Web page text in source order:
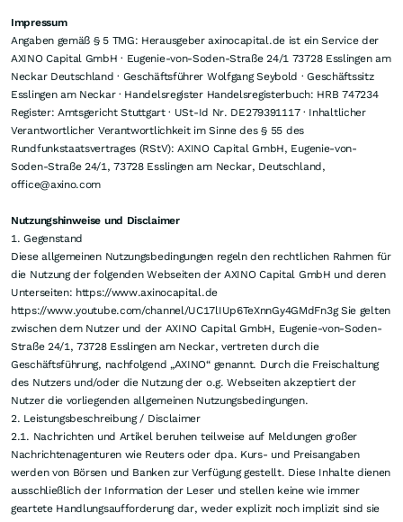
Impressum
Angaben gemäß § 5 TMG: Herausgeber axinocapital.de ist ein Service der
AXINO Capital GmbH · Eugenie-von-Soden-Straße 24/1 73728 Esslingen am
Neckar Deutschland · Geschäftsführer Wolfgang Seybold · Geschäftssitz
Esslingen am Neckar · Handelsregister Handelsregisterbuch: HRB 747234
Register: Amtsgericht Stuttgart · USt-Id Nr. DE279391117 · Inhaltlicher
Verantwortlicher Verantwortlichkeit im Sinne des § 55 des
Rundfunkstaatsvertrages (RStV): AXINO Capital GmbH, Eugenie-von-
Soden-Straße 24/1, 73728 Esslingen am Neckar, Deutschland,
office@axino.com
Nutzungshinweise und Disclaimer
1. Gegenstand
Diese allgemeinen Nutzungsbedingungen regeln den rechtlichen Rahmen für
die Nutzung der folgenden Webseiten der AXINO Capital GmbH und deren
Unterseiten: https://www.axinocapital.de
https://www.youtube.com/channel/UC17lIUp6TeXnnGy4GMdFn3g Sie gelten
zwischen dem Nutzer und der AXINO Capital GmbH, Eugenie-von-Soden-
Straße 24/1, 73728 Esslingen am Neckar, vertreten durch die
Geschäftsführung, nachfolgend „AXINO“ genannt. Durch die Freischaltung
des Nutzers und/oder die Nutzung der o.g. Webseiten akzeptiert der
Nutzer die vorliegenden allgemeinen Nutzungsbedingungen.
2. Leistungsbeschreibung / Disclaimer
2.1. Nachrichten und Artikel beruhen teilweise auf Meldungen großer
Nachrichtenagenturen wie Reuters oder dpa. Kurs- und Preisangaben
werden von Börsen und Banken zur Verfügung gestellt. Diese Inhalte dienen
ausschließlich der Information der Leser und stellen keine wie immer
geartete Handlungsaufforderung dar, weder explizit noch implizit sind sie